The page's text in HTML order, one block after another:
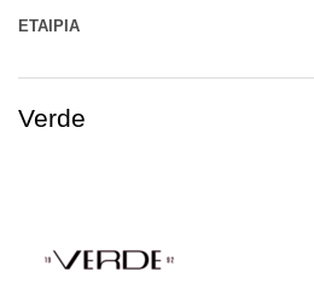
ΕΤΑΙΡΊΑ
Verde